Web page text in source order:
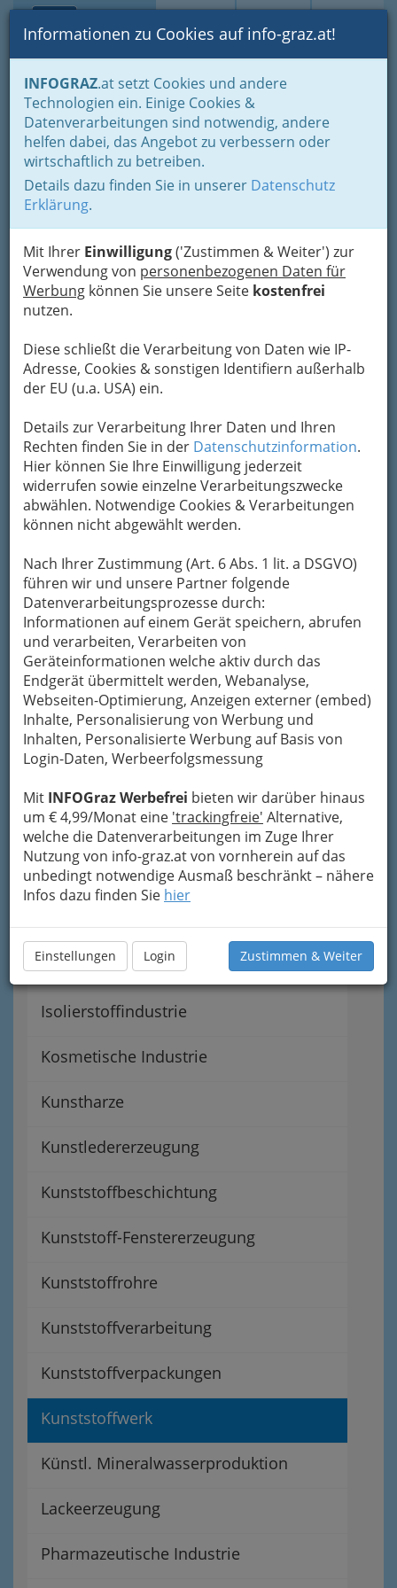
Suche Login Toggle
Informationen zu Cookies auf info-graz.at!
INFOGRAZ.at setzt Cookies und andere
Technologien ein. Einige Cookies &
Datenverarbeitungen sind notwendig, andere
helfen dabei, das Angebot zu verbessern oder
wirtschaftlich zu betreiben.
Details dazu finden Sie in unserer Datenschutz
Erklärung.
Mit Ihrer Einwilligung('Zustimmen & Weiter') zur
Verwendung von personenbezogenen Daten für
Werbung können Sie unsere Seite kostenfrei
nutzen.
Diese schließt die Verarbeitung von Daten wie IP-
Adresse, Cookies & sonstigen Identifiern außerhalb
der EU (u.a. USA) ein.
Details zur Verarbeitung Ihrer Daten und Ihren
Rechten finden Sie in der Datenschutzinformation.
Hier können Sie Ihre Einwilligung jederzeit
widerrufen sowie einzelne Verarbeitungszwecke
abwählen. Notwendige Cookies & Verarbeitungen
können nicht abgewählt werden.
Nach Ihrer Zustimmung (Art. 6 Abs. 1 lit. a DSGVO)
führen wir und unsere Partner folgende
Datenverarbeitungsprozesse durch:
Informationen auf einem Gerät speichern, abrufen
und verarbeiten, Verarbeiten von
Geräteinformationen welche aktiv durch das
Endgerät übermittelt werden, Webanalyse,
Webseiten-Optimierung, Anzeigen externer (embed)
Inhalte, Personalisierung von Werbung und
Inhalten, Personalisierte Werbung auf Basis von
Login-Daten, Werbeerfolgsmessung
Mit INFOGraz Werbefrei bieten wir darüber hinaus
um € 4,99/Monat eine 'trackingfreie' Alternative,
welche die Datenverarbeitungen im Zuge Ihrer
Nutzung von info-graz.at von vornherein auf das
unbedingt notwendige Ausmaß beschränkt – nähere
Infos dazu finden Sie hier
Einstellungen Login Zustimmen & Weiter
Home Branchen Industrie
chemische Industrie
Kunststoffwerk
Kunststoffwerk
Navigation
Affinerie
Chem. Baustoffe
Chem. Bürobedarf
Chemische Industrie
Fachgruppe der chemischen Industrie
Farbenindustrie
Isolierpappenindustrie
Isolierstoffindustrie
Kosmetische Industrie
Kunstharze
Kunstledererzeugung
Kunststoffbeschichtung
Kunststoff-Fenstererzeugung
Kunststoffrohre
Kunststoffverarbeitung
Kunststoffverpackungen
Kunststoffwerk
Künstl. Mineralwasserproduktion
Lackeerzeugung
Pharmazeutische Industrie